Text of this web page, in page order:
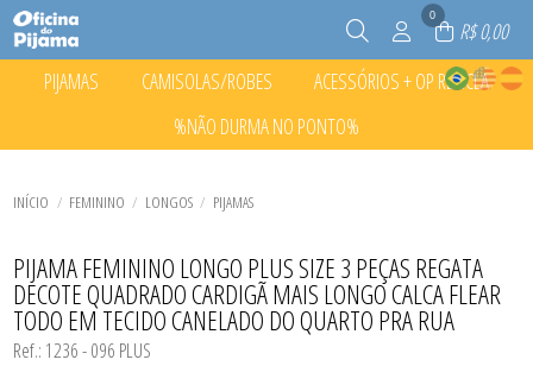
0
R$ 0,00
PIJAMAS
INFANTIL CURTO
CAMISOLAS/ROBES
TODOS DE CAMISOLAS/ROBES
CURTOS
ACESSÓRIOS + OP RECICLA
TODOS DE ACESSÓRIOS + OP RECICLA
CALCINHA INFANTIL
%NÃO DURMA NO PONTO%
TODOS DE %NÃO DURMA NO PONTO%
INFANTIL CURTO
INÍCIO FEMININO LONGOS PIJAMAS
PIJAMA FEMININO LONGO PLUS SIZE 3 PEÇAS REGATA
DECOTE QUADRADO CARDIGÃ MAIS LONGO CALCA FLEAR
TODO EM TECIDO CANELADO DO QUARTO PRA RUA
Ref.: 1236 - 096 PLUS